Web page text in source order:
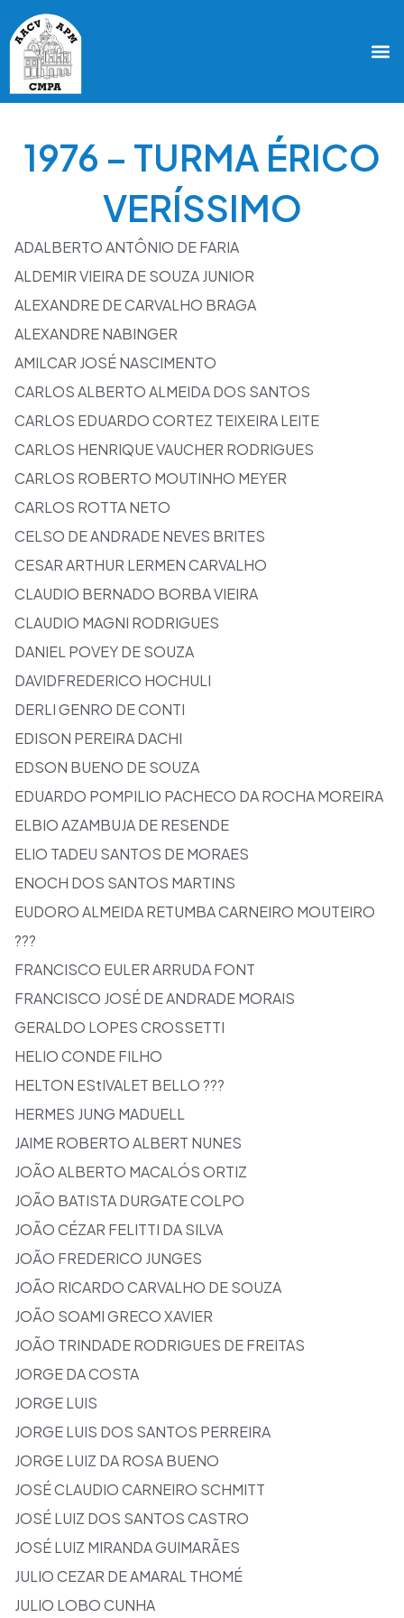
1976 – TURMA ÉRICO
VERÍSSIMO
ADALBERTO ANTÔNIO DE FARIA
ALDEMIR VIEIRA DE SOUZA JUNIOR
ALEXANDRE DE CARVALHO BRAGA
ALEXANDRE NABINGER
AMILCAR JOSÉ NASCIMENTO
CARLOS ALBERTO ALMEIDA DOS SANTOS
CARLOS EDUARDO CORTEZ TEIXEIRA LEITE
CARLOS HENRIQUE VAUCHER RODRIGUES
CARLOS ROBERTO MOUTINHO MEYER
CARLOS ROTTA NETO
CELSO DE ANDRADE NEVES BRITES
CESAR ARTHUR LERMEN CARVALHO
CLAUDIO BERNADO BORBA VIEIRA
CLAUDIO MAGNI RODRIGUES
DANIEL POVEY DE SOUZA
DAVIDFREDERICO HOCHULI
DERLI GENRO DE CONTI
EDISON PEREIRA DACHI
EDSON BUENO DE SOUZA
EDUARDO POMPILIO PACHECO DA ROCHA MOREIRA
ELBIO AZAMBUJA DE RESENDE
ELIO TADEU SANTOS DE MORAES
ENOCH DOS SANTOS MARTINS
EUDORO ALMEIDA RETUMBA CARNEIRO MOUTEIRO
???
FRANCISCO EULER ARRUDA FONT
FRANCISCO JOSÉ DE ANDRADE MORAIS
GERALDO LOPES CROSSETTI
HELIO CONDE FILHO
HELTON EStIVALET BELLO ???
HERMES JUNG MADUELL
JAIME ROBERTO ALBERT NUNES
JOÃO ALBERTO MACALÓS ORTIZ
JOÃO BATISTA DURGATE COLPO
JOÃO CÉZAR FELITTI DA SILVA
JOÃO FREDERICO JUNGES
JOÃO RICARDO CARVALHO DE SOUZA
JOÃO SOAMI GRECO XAVIER
JOÃO TRINDADE RODRIGUES DE FREITAS
JORGE DA COSTA
JORGE LUIS
JORGE LUIS DOS SANTOS PERREIRA
JORGE LUIZ DA ROSA BUENO
JOSÉ CLAUDIO CARNEIRO SCHMITT
JOSÉ LUIZ DOS SANTOS CASTRO
JOSÉ LUIZ MIRANDA GUIMARÃES
JULIO CEZAR DE AMARAL THOMÉ
JULIO LOBO CUNHA